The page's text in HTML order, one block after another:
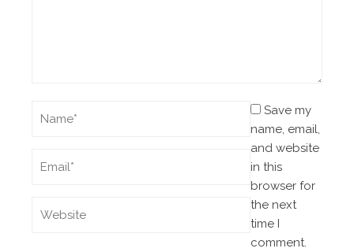
Save my
name, email,
and website
in this
browser for
the next
time I
comment.